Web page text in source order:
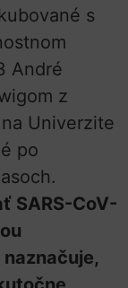
s
André
z
Univerzite
po
SARS-CoV-